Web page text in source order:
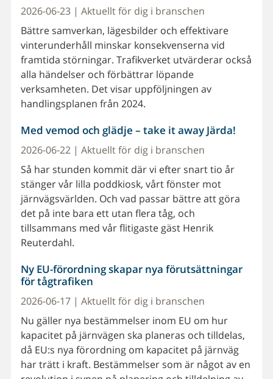
2026-06-23 | Aktuellt för dig i branschen
Bättre samverkan, lägesbilder och effektivare
vinterunderhåll minskar konsekvenserna vid
framtida störningar. Trafikverket utvärderar också
alla händelser och förbättrar löpande
verksamheten. Det visar uppföljningen av
handlingsplanen från 2024.
Med vemod och glädje – take it away Järda!
2026-06-22 | Aktuellt för dig i branschen
Så har stunden kommit där vi efter snart tio år
stänger vår lilla poddkiosk, vårt fönster mot
järnvägsvärlden. Och vad passar bättre att göra
det på inte bara ett utan flera tåg, och
tillsammans med vår flitigaste gäst Henrik
Reuterdahl.
Ny EU-förordning skapar nya förutsättningar
för tågtrafiken
2026-06-17 | Aktuellt för dig i branschen
Nu gäller nya bestämmelser inom EU om hur
kapacitet på järnvägen ska planeras och tilldelas,
då EU:s nya förordning om kapacitet på järnväg
har trätt i kraft. Bestämmelser som är något av en